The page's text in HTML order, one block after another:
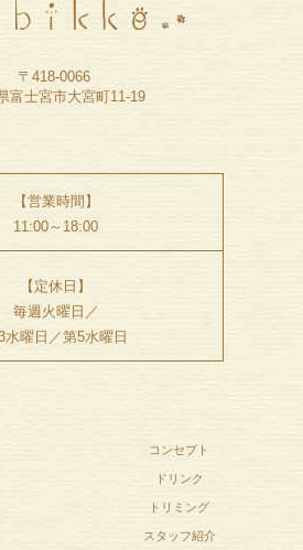
〒418-0066
富士宮市大宮町11-19
【営業時間】
11:00～18:00
【定休日】
毎週火曜日／
水曜日／第5水曜日
コンセプト
ドリンク
トリミング
スタッフ紹介